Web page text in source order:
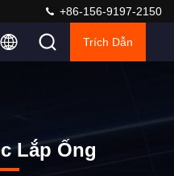
+86-156-9197-2150
Trích Dẫn
Lắp Ống